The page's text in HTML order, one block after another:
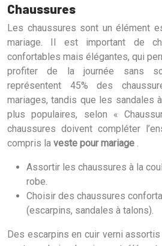
Chaussures
Les chaussures sont un élément
mariage. Il est important de
confortables mais élégantes, qui
profiter de la journée sans
représentent 45% des
mariages, tandis que les sandales
plus populaires, selon «
chaussures doivent compléter
compris la veste pour mariage
Assortir les chaussures à la
robe.
Choisir des chaussures
(escarpins, sandales à talons).
Des escarpins en cuir verni